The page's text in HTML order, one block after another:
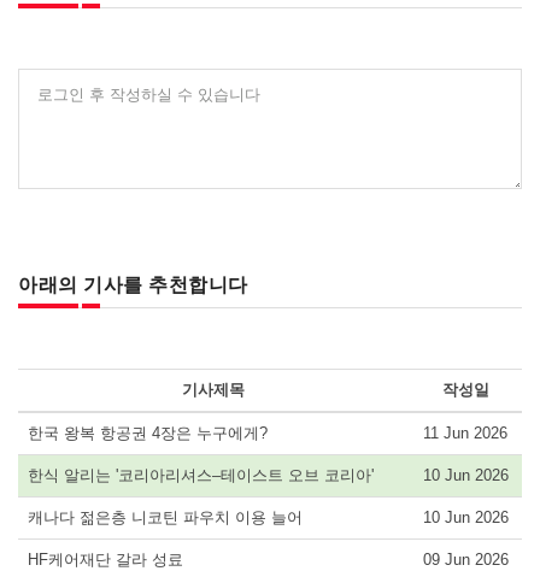
로그인 후 작성하실 수 있습니다
아래의 기사를 추천합니다
기사제목 작성일
한국 왕복 항공권 4장은 누구에게? 11 Jun 2026
한식 알리는 '코리아리셔스–테이스트 오브 코리아' 10 Jun 2026
캐나다 젊은층 니코틴 파우치 이용 늘어 10 Jun 2026
HF케어재단 갈라 성료 09 Jun 2026